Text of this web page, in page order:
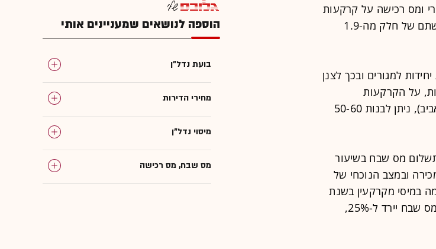
ומס רכישה על קרקעות
לתקופת זמן מוגבלת. וזאת, על מנת לעודד את מכירתם ורכישתם של חלק מה-1.9
למגורים ובכך לצנן
על הקרקעות
שמחזיקים בעלים פרטיים (חלק ניכר מהם בגוש הגדול בתל אביב), ניתן לבנות 50-60
לפני שנת 2001 מחויבים לתשלום מס שבח בשיעור
למכירה ובמצב הנוכחי של
במיסי מקרקעין בשנת
2001, בהתאם להמלצות "ועדת רבינוביץ'", קבעה כי שיעור מס שבח יירד ל-25%,
הוספה לנושאים שמעניינים אותי
בועת נדל"ן
מחירי הדירות
מיסוי נדל"ן
מס שבח, מס רכישה